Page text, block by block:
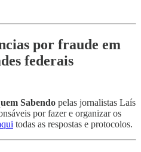
por fraude em
federais
Sabendo pelas jornalistas Laís
por fazer e organizar os
todas as respostas e protocolos.